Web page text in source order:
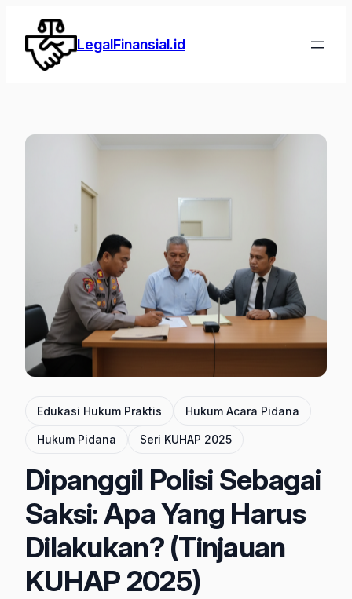
Lewati
konten
LegalFinansial.id
Edukasi Hukum Praktis Hukum Acara Pidana
Hukum Pidana Seri KUHAP 2025
Dipanggil Polisi Sebagai
Saksi: Apa Yang Harus
Dilakukan? (Tinjauan
KUHAP 2025)